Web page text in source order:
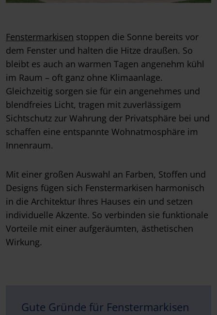
Fenstermarkisen stoppen die Sonne bereits vor
dem Fenster und halten die Hitze draußen. So
bleibt es auch an warmen Tagen angenehm kühl
im Raum – oft ganz ohne Klimaanlage.
Gleichzeitig sorgen sie für ein angenehmes und
blendfreies Licht, tragen mit zuverlässigem
Sichtschutz zur Wahrung der Privatsphäre bei und
schaffen eine entspannte Wohnatmosphäre im
Innenraum.
Mit einer großen Auswahl an Farben, Stoffen und
Designs fügen sich Fenstermarkisen harmonisch
in die Architektur Ihres Hauses ein und setzen
individuelle Akzente. So verbinden sie funktionale
Vorteile mit einer aufgeräumten, ästhetischen
Wirkung.
Gute Gründe für Fenstermarkisen